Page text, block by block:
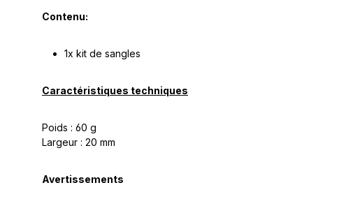
Contenu:
1x kit de sangles
Caractéristiques techniques
Poids : 60 g
Largeur : 20 mm
Avertissements